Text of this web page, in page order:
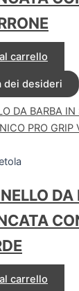
carrello
dei desideri
DA
carrello